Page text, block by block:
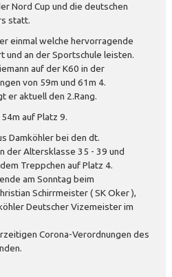
Nord Cup und die deutschen
statt.
einmal welche hervorragende
und an der Sportschule leisten.
auf der K60 in der
von 59m und 61m 4.
er aktuell den 2.Rang.
auf Platz 9.
Damköhler bei den dt.
der Altersklasse 35 - 39 und
Treppchen auf Platz 4.
am Sonntag beim
Schirrmeister ( SK Oker ),
Deutscher Vizemeister im
Corona-Verordnungen des